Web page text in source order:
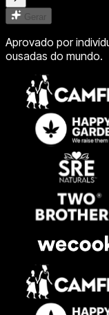
Gerar
Aprovado por
ousadas do mundo.